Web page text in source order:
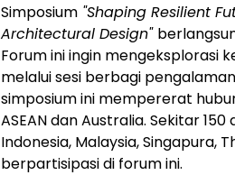
Simposium "Shaping Resilient
Architectural Design"
Forumini ingin mengeksplorasi
melalui sesi berbagi
simposium ini mempererat
ASEAN danAustralia. Sekitar
Indonesia, Malaysia, Singapura,
berpartisipasi di forumini.